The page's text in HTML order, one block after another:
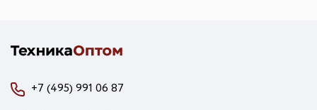
+7 (495) 991 06 87